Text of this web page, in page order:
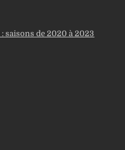
saisons de 2020 à 2023